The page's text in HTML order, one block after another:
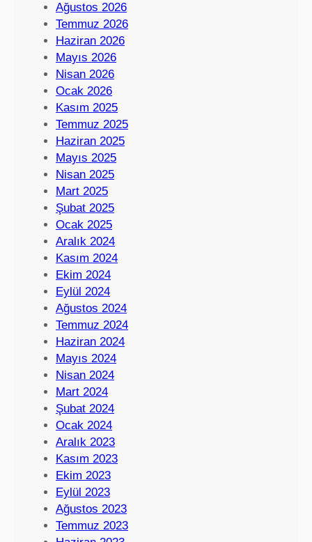
Ağustos 2026
Temmuz 2026
Haziran 2026
Mayıs 2026
Nisan 2026
Ocak 2026
Kasım 2025
Temmuz 2025
Haziran 2025
Mayıs 2025
Nisan 2025
Mart 2025
Şubat 2025
Ocak 2025
Aralık 2024
Kasım 2024
Ekim 2024
Eylül 2024
Ağustos 2024
Temmuz 2024
Haziran 2024
Mayıs 2024
Nisan 2024
Mart 2024
Şubat 2024
Ocak 2024
Aralık 2023
Kasım 2023
Ekim 2023
Eylül 2023
Ağustos 2023
Temmuz 2023